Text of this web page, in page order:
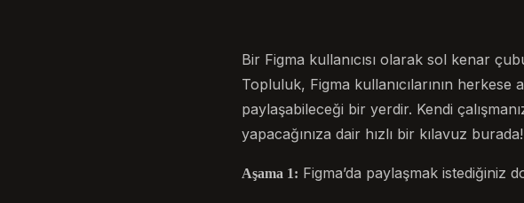
Bir Figma kullanıcısı olarak sol kenar
Topluluk, Figma kullanıcılarının herkese
paylaşabileceği bir yerdir. Kendi
yapacağınıza dair hızlı bir kılavuz burada!
Aşama 1: Figma’da paylaşmak istediğiniz